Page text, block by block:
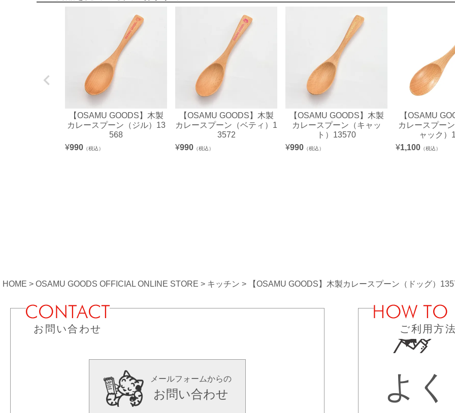
【OSAMU GOODS】木製
カレースプーン（ジル）13
568
¥990 （税込）
【OSAMU GOODS】木製
カレースプーン（ベティ）1
3572
¥990 （税込）
【OSAMU GOODS】木製
カレースプーン（キャッ
ト）13570
¥990 （税込）
【OSAMU
カレースプー
ャック）
¥1,100 （税込）
HOME OSAMU GOODS OFFICIAL ONLINE STORE キッチン 【OSAMU GOODS】木製カレースプーン（ドッグ）
お問い合わせ
メールフォームからの
お問い合わせ
ご利用方
よく